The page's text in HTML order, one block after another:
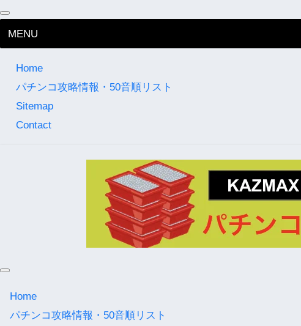
MENU
Home
パチンコ攻略情報・50音順リスト
Sitemap
Contact
Home
パチンコ攻略情報・50音順リスト